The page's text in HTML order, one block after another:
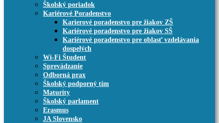
Školský poriadok
Kariérové Poradenstvo
Karierové poradenstvo pre žiakov ZŠ
Kariérové poradenstvo pre žiakov SŠ
Kariérové poradenstvo pre oblasť vzdelávania
dospelých
Wi-Fi Študent
Sprevádzanie
Odborná prax
Školský podporný tím
Maturity
Školský parlament
Erasmus
JA Slovensko